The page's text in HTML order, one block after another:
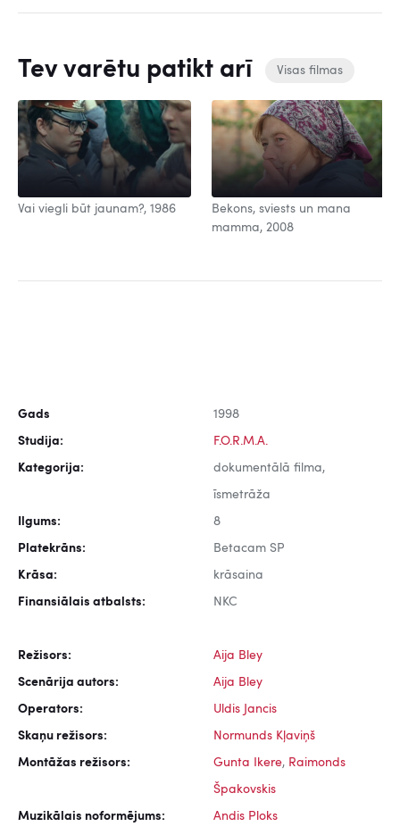
Tev varētu patikt arī Visas filmas
Vai viegli būt jaunam?, 1986
Bekons, sviests un mana
mamma, 2008
Gads 1998
Studija: F.O.R.M.A.
Kategorija: dokumentālā filma,
īsmetrāža
Ilgums: 8
Platekrāns: Betacam SP
Krāsa: krāsaina
Finansiālais atbalsts: NKC
Režisors: Aija Bley
Scenārija autors: Aija Bley
Operators: Uldis Jancis
Skaņu režisors: Normunds Kļaviņš
Montāžas režisors: Gunta Ikere, Raimonds
Špakovskis
Muzikālais noformējums: Andis Ploks